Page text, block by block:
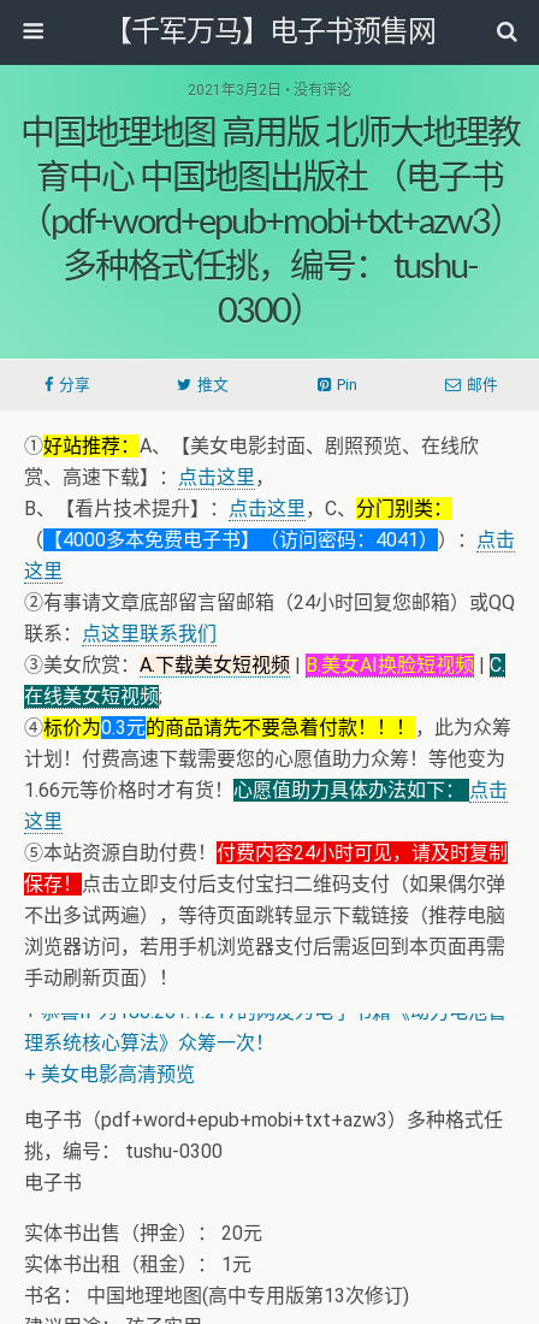
【千军万马】电子书预售网
2021年3月2日 • 没有评论
中国地理地图 高用版 北师大地理教
育中心 中国地图出版社 （电子书
（pdf+word+epub+mobi+txt+azw3）
多种格式任挑，编号： tushu-
0300）
分享 推文 Pin 邮件
①好站推荐： A、【美女电影封面、剧照预览、在线欣
赏、高速下载】：
点击这里，
B、【看片技术提升】：
点击这里，C、 分门别类：
（ 【4000多本免费电子书】（访问密码：4041） ）：
点击
这里
②有事请文章底部留言留邮箱（24小时回复您邮箱）或QQ
联系：
点这里联系我们
③美女欣赏： A.下载美女短视频 | B.美女AI换脸短视频 | C.
在线美女短视频;
④标价为0.3元的商品请先不要急着付款！！！
，此为众筹
计划！付费高速下载需要您的心愿值助力众筹！等他变为
1.66元等价格时才有货！ 心愿值助力具体办法如下：
点击
这里
⑤本站资源自助付费！ 付费内容24小时可见，请及时复制
保存！
点击立即支付后支付宝扫二维码支付（如果偶尔弹
不出多试两遍），等待页面跳转显示下载链接（推荐电脑
浏览器访问，若用手机浏览器支付后需返回到本页面再需
手动刷新页面）！
+ 恭喜IP为180.201.1.217的网友为电子书籍《动力电池管
理系统核心算法》众筹一次！
+ 随机跳舞小姐姐（单击视频或点击随机播放、换个视频
开始欣赏）
+ 恭喜IP为180.201.1.217的网友为电子书籍《动力电池管
理系统核心算法》众筹一次！
+ 美女电影高清预览
电子书（pdf+word+epub+mobi+txt+azw3）多种格式任
挑，编号： tushu-0300
电子书
实体书出售（押金）： 20元
实体书出租（租金）： 1元
书名： 中国地理地图(高中专用版第13次修订)